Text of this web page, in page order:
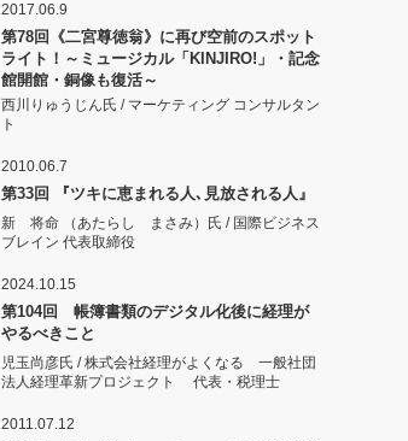
2017.06.9
第78回《二宮尊徳翁》に再び空前のスポット
ライト！～ミュージカル「KINJIRO!」・記念
館開館・銅像も復活～
西川りゅうじん氏 / マーケティング コンサルタン
ト
2010.06.7
第33回 『ツキに恵まれる人､見放される人』
新 将命 （あたらし まさみ）氏 / 国際ビジネス
ブレイン 代表取締役
2024.10.15
第104回 帳簿書類のデジタル化後に経理が
やるべきこと
児玉尚彦氏 / 株式会社経理がよくなる 一般社団
法人経理革新プロジェクト 代表・税理士
2011.07.12